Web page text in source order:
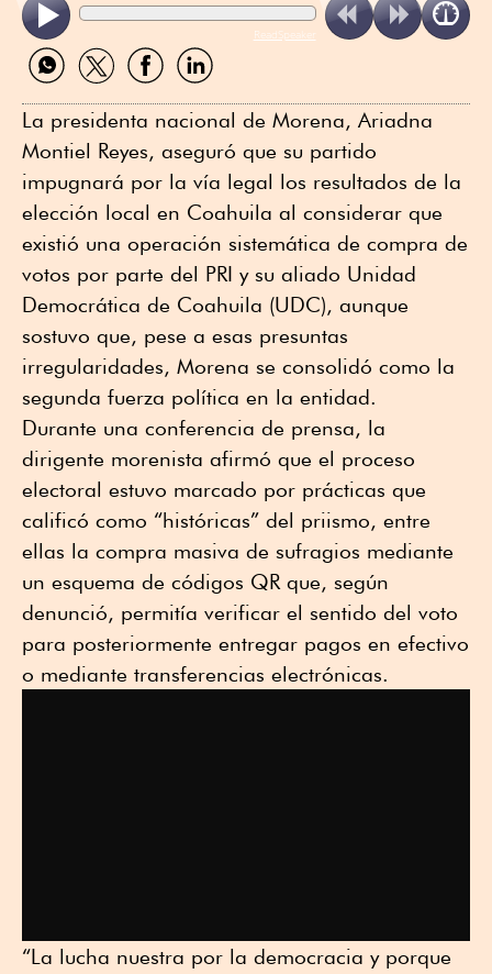
ReadSpeaker
Compartir
por
Compartir
por
Compartir
por
Compartir
por
La presidenta nacional de Morena, Ariadna
Montiel Reyes, aseguró que su partido
impugnará por la vía legal los resultados de la
elección local en Coahuila al considerar que
existió una operación sistemática de compra de
votos por parte del PRI y su aliado Unidad
Democrática de Coahuila (UDC), aunque
sostuvo que, pese a esas presuntas
irregularidades, Morena se consolidó como la
segunda fuerza política en la entidad.
Durante una conferencia de prensa, la
dirigente morenista afirmó que el proceso
electoral estuvo marcado por prácticas que
calificó como “históricas” del priismo, entre
ellas la compra masiva de sufragios mediante
un esquema de códigos QR que, según
denunció, permitía verificar el sentido del voto
para posteriormente entregar pagos en efectivo
o mediante transferencias electrónicas.
“La lucha nuestra por la democracia y porque